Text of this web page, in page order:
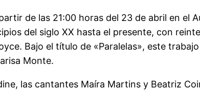
de las 21:00 horas del 23 de abril en el
del siglo XX hasta el presente, con
Bajo el título de «Paralelas», este
Monte.
las cantantes Maíra Martins y Beatriz